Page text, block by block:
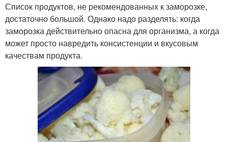
Список продуктов, не рекомендованных к заморозке,
достаточно большой. Однако надо разделять: когда
заморозка действительно опасна для организма, а когда
может просто навредить консистенции и вкусовым
качествам продукта.